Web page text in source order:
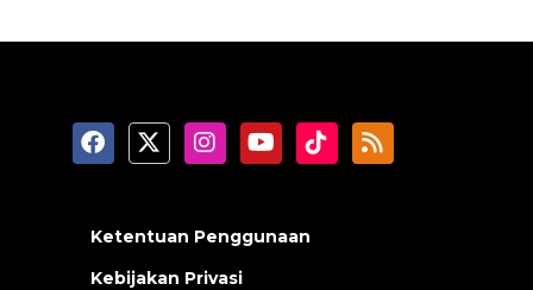
Ketentuan Penggunaan
Kebijakan Privasi